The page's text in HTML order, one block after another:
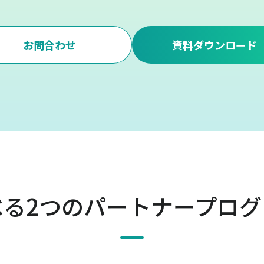
お問合わせ 資料ダウンロード
2つのパートナープロ